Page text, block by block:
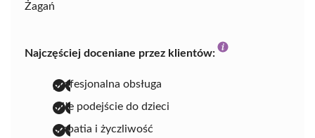
Żagań
Najczęściej doceniane przez klientów:
profesjonalna obsługa
miłe podejście do dzieci
empatia i życzliwość